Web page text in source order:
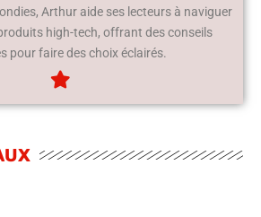
Arthur aide ses lecteurs à naviguer
high-tech, offrant des conseils
pour faire des choix éclairés.